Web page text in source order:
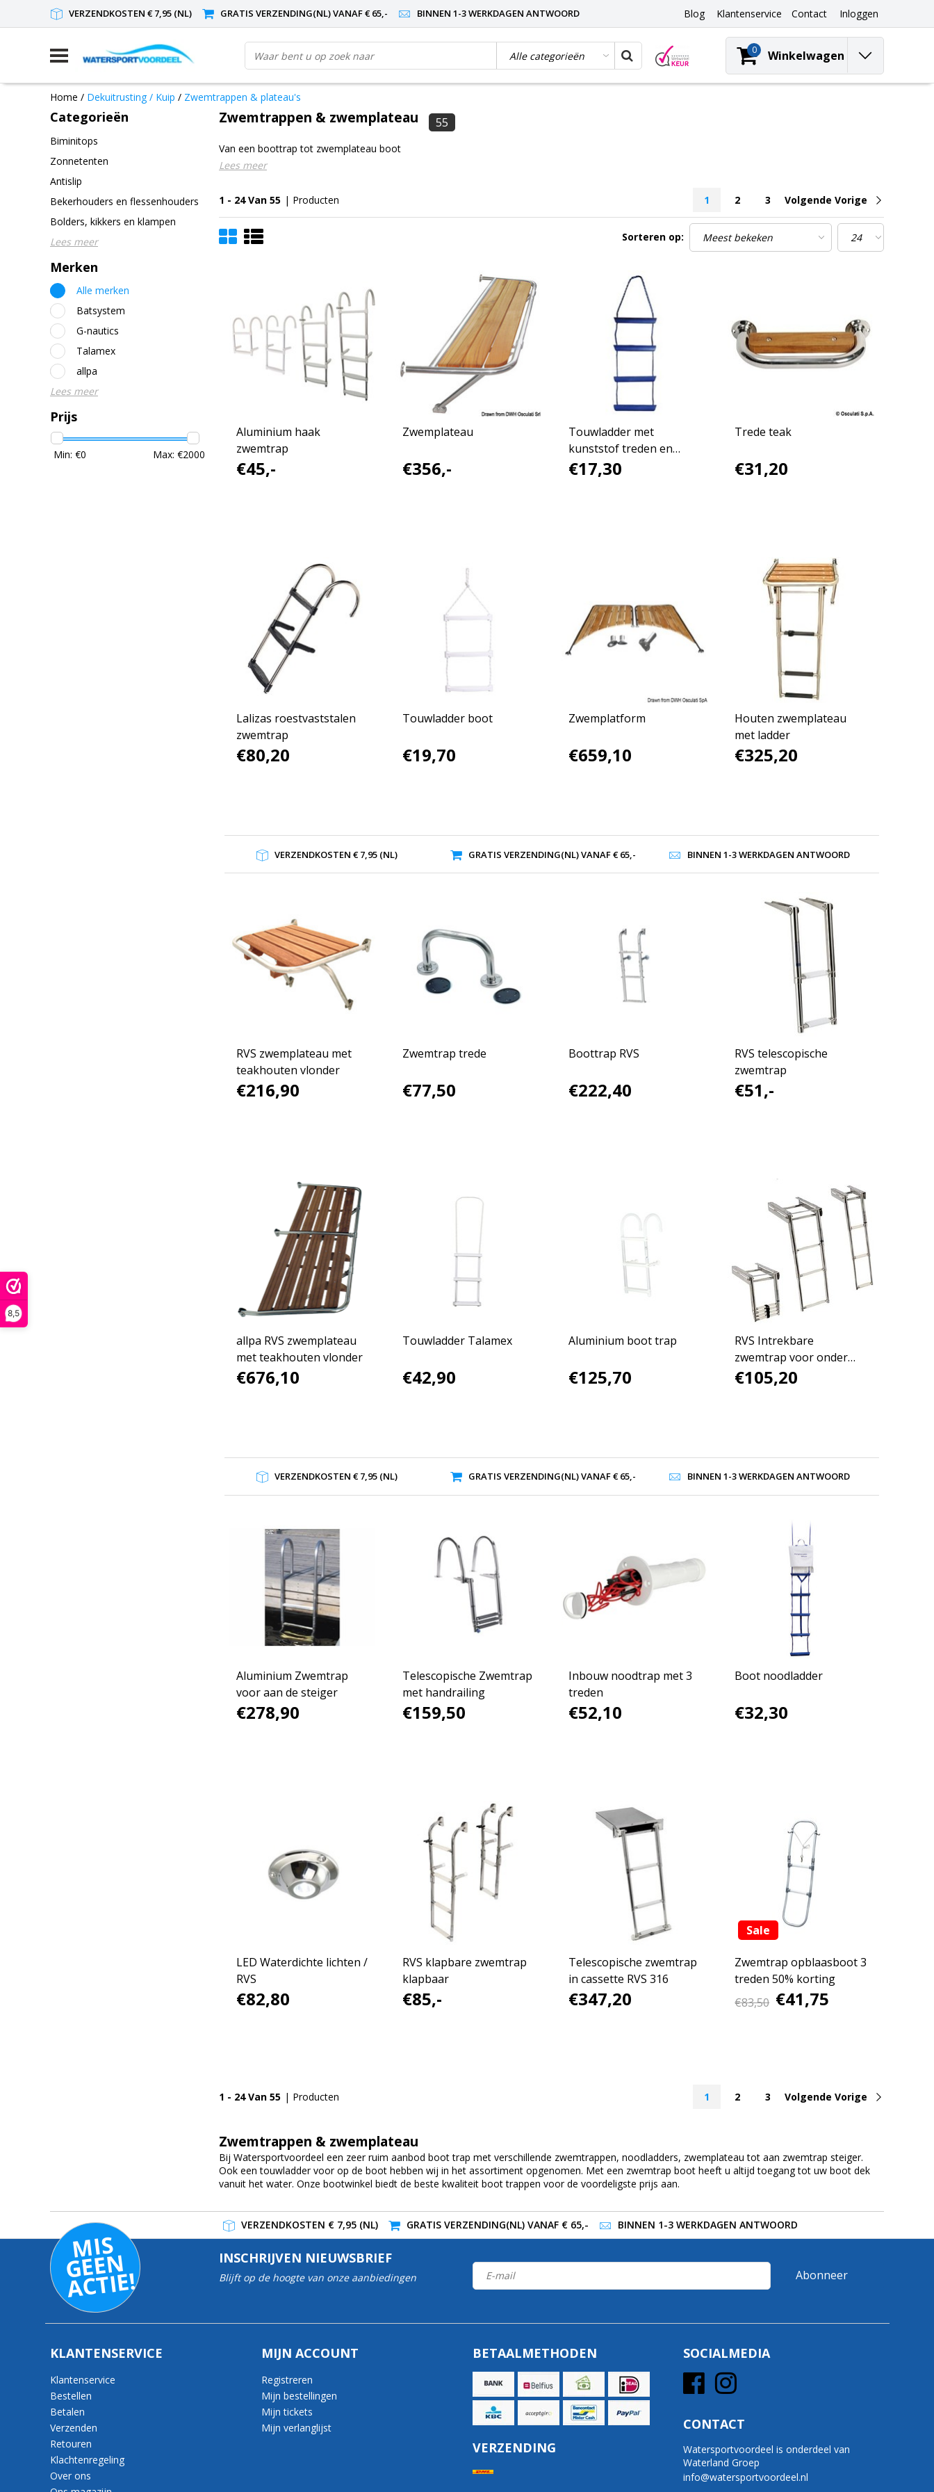
8,5
VERZENDKOSTEN € 7,95 (NL) GRATIS VERZENDING(NL) VANAF € 65,- BINNEN 1-3 WERKDAGEN ANTWOORD Blog Klantenservice Contact Inloggen
0 Winkelwagen
Home / Dekuitrusting / Kuip / Zwemtrappen & plateau's
Categorieën
Biminitops
Zonnetenten
Antislip
Bekerhouders en flessenhouders
Bolders, kikkers en klampen
Lees meer
Merken
Alle merken
Batsystem
G-nautics
Talamex
allpa
Lees meer
Prijs
Min: €0 Max: €2000
Zwemtrappen & zwemplateau 55
Van een boottrap tot zwemplateau boot
Lees meer
1 - 24 Van 55 | Producten 1 2 3 Volgende Vorige
Sorteren op:
Aluminium haak
zwemtrap
€45,-
Zwemplateau
€356,-
Touwladder met
kunststof treden en
synthetische lijn
€17,30
Trede teak
€31,20
Lalizas roestvaststalen
zwemtrap
€80,20
Touwladder boot
€19,70
Zwemplatform
€659,10
Houten zwemplateau
met ladder
€325,20
VERZENDKOSTEN € 7,95 (NL) GRATIS VERZENDING(NL) VANAF € 65,- BINNEN 1-3 WERKDAGEN ANTWOORD
RVS zwemplateau met
teakhouten vlonder
€216,90
Zwemtrap trede
€77,50
Boottrap RVS
€222,40
RVS telescopische
zwemtrap
€51,-
allpa RVS zwemplateau
met teakhouten vlonder
€676,10
Touwladder Talamex
€42,90
Aluminium boot trap
€125,70
RVS Intrekbare
zwemtrap voor onder
zwemplatform
€105,20
VERZENDKOSTEN € 7,95 (NL) GRATIS VERZENDING(NL) VANAF € 65,- BINNEN 1-3 WERKDAGEN ANTWOORD
Aluminium Zwemtrap
voor aan de steiger
€278,90
Telescopische Zwemtrap
met handrailing
€159,50
Inbouw noodtrap met 3
treden
€52,10
Boot noodladder
€32,30
LED Waterdichte lichten /
RVS
€82,80
RVS klapbare zwemtrap
klapbaar
€85,-
Telescopische zwemtrap
in cassette RVS 316
€347,20
Sale
Zwemtrap opblaasboot 3
treden 50% korting
€83,50 €41,75
1 - 24 Van 55 | Producten 1 2 3 Volgende Vorige
Zwemtrappen & zwemplateau
Bij Watersportvoordeel een zeer ruim aanbod boot trap met verschillende zwemtrappen, noodladders, zwemplateau tot aan zwemtrap steiger.
Ook een touwladder voor op de boot hebben wij in het assortiment opgenomen. Met een zwemtrap boot heeft u altijd toegang tot uw boot dek
vanuit het water. Onze bootwinkel biedt de beste kwaliteit boot trappen voor de voordeligste prijs aan.
VERZENDKOSTEN € 7,95 (NL) GRATIS VERZENDING(NL) VANAF € 65,- BINNEN 1-3 WERKDAGEN ANTWOORD
MI
S
G
E
E
N
A
C
TI
E!
INSCHRIJVEN NIEUWSBRIEF
Blijft op de hoogte van onze aanbiedingen Abonneer
KLANTENSERVICE
Klantenservice
Bestellen
Betalen
Verzenden
Retouren
Klachtenregeling
Over ons
MIJN ACCOUNT
Registreren
Mijn bestellingen
Mijn tickets
Mijn verlanglijst
BETAALMETHODEN
VERZENDING
SOCIALMEDIA
CONTACT
Watersportvoordeel is onderdeel van
Waterland Groep
info@watersportvoordeel.nl